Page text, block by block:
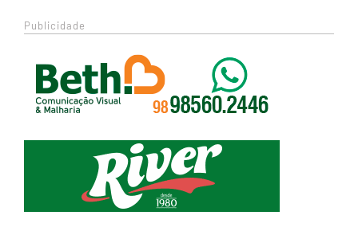
Publicidade